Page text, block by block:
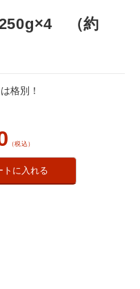
250g×4 （約
格別！
（税込）